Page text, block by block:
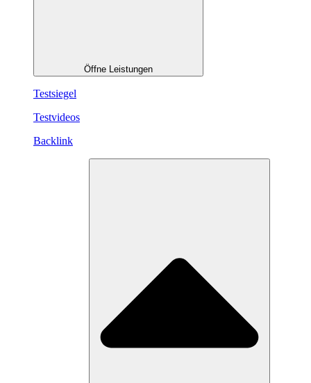
Öffne Leistungen
Testsiegel
Testvideos
Backlink